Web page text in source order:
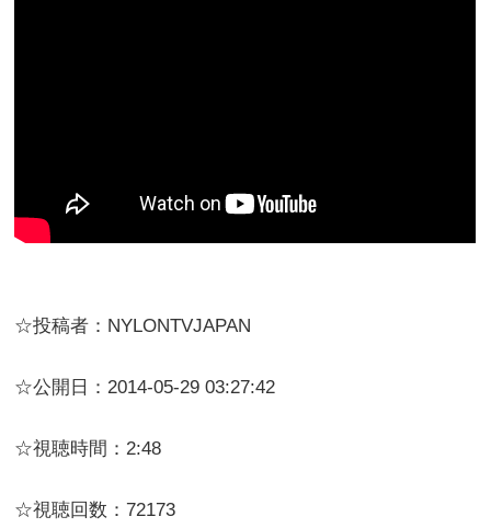
☆投稿者：NYLONTVJAPAN
☆公開日：2014-05-29 03:27:42
☆視聴時間：2:48
☆視聴回数：72173